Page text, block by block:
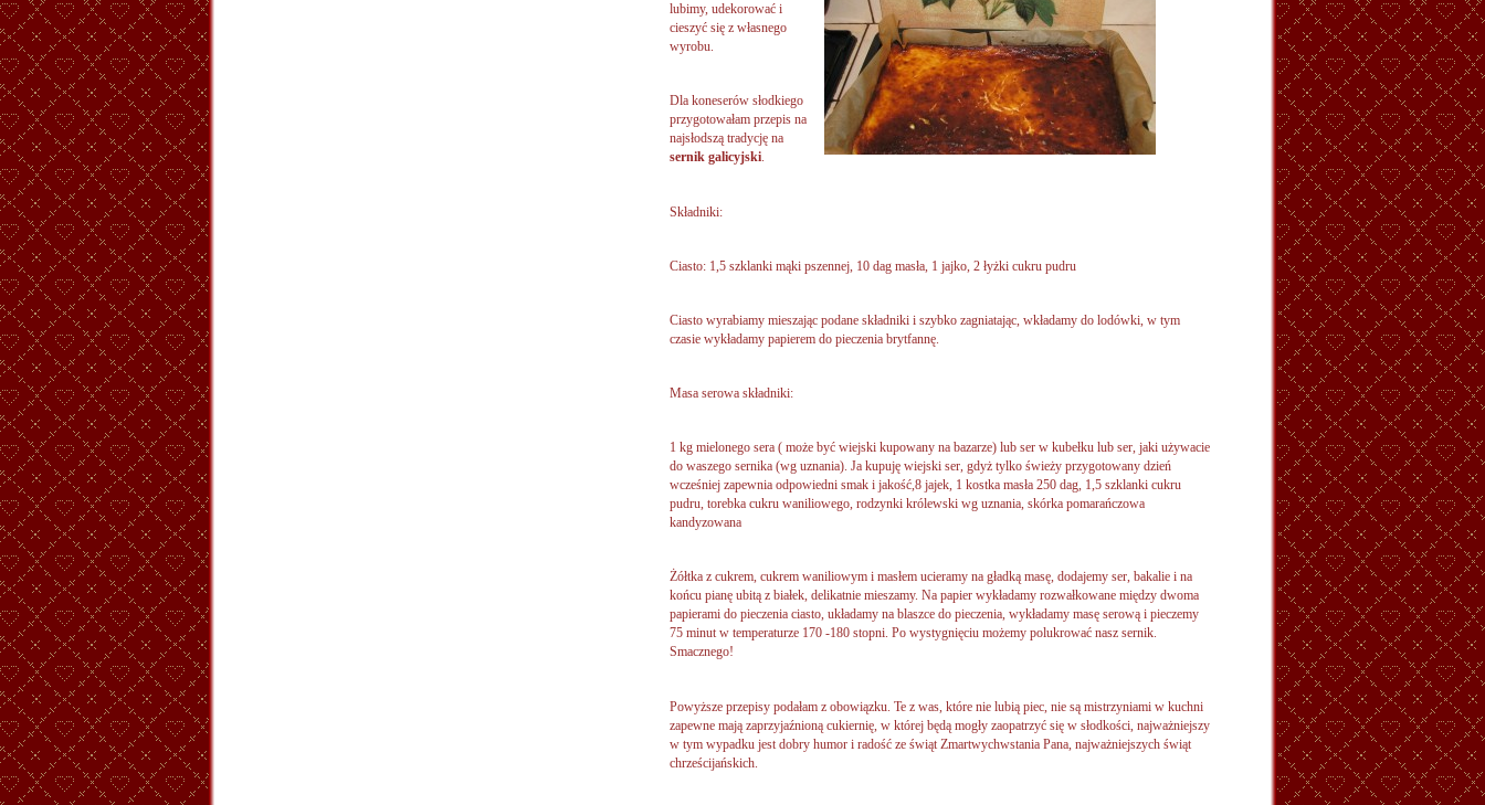
lubimy, udekorować i
cieszyć się z własnego
wyrobu.
Dla koneserów słodkiego
przygotowałam przepis na
najsłodszą tradycję na
sernik galicyjski.
Składniki:
Ciasto: 1,5 szklanki mąki pszennej, 10 dag masła, 1 jajko, 2 łyżki cukru pudru
Ciasto wyrabiamy mieszając podane składniki i szybko zagniatając, wkładamy do lodówki, w tym
czasie wykładamy papierem do pieczenia brytfannę.
Masa serowa składniki:
1 kg mielonego sera ( może być wiejski kupowany na bazarze) lub ser w kubełku lub ser, jaki używacie
do waszego sernika (wg uznania). Ja kupuję wiejski ser, gdyż tylko świeży przygotowany dzień
wcześniej zapewnia odpowiedni smak i jakość,8 jajek, 1 kostka masła 250 dag, 1,5 szklanki cukru
pudru, torebka cukru waniliowego, rodzynki królewski wg uznania, skórka pomarańczowa
kandyzowana
Żółtka z cukrem, cukrem waniliowym i masłem ucieramy na gładką masę, dodajemy ser, bakalie i na
końcu pianę ubitą z białek, delikatnie mieszamy. Na papier wykładamy rozwałkowane między dwoma
papierami do pieczenia ciasto, układamy na blaszce do pieczenia, wykładamy masę serową i pieczemy
75 minut w temperaturze 170 -180 stopni. Po wystygnięciu możemy polukrować nasz sernik.
Smacznego!
Powyższe przepisy podałam z obowiązku. Te z was, które nie lubią piec, nie są mistrzyniami w kuchni
zapewne mają zaprzyjaźnioną cukiernię, w której będą mogły zaopatrzyć się w słodkości, najważniejszy
w tym wypadku jest dobry humor i radość ze świąt Zmartwychwstania Pana, najważniejszych świąt
chrześcijańskich.